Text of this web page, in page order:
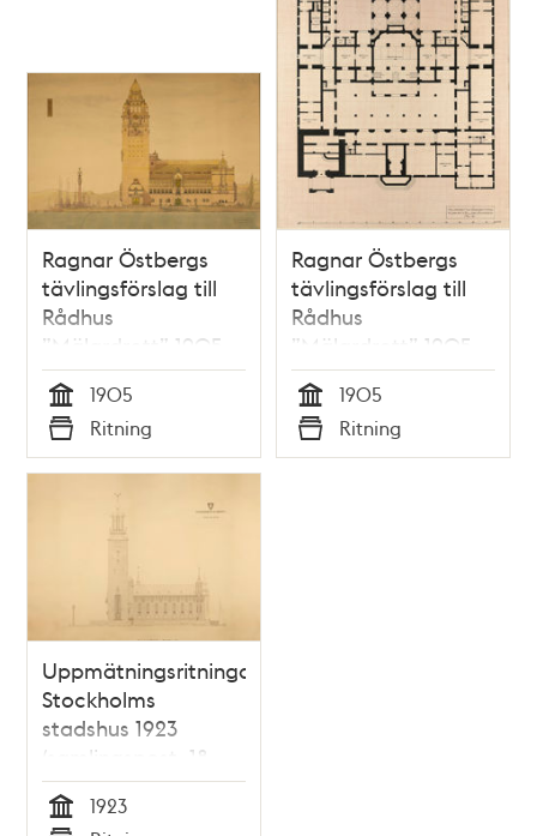
Ragnar Östbergs
tävlingsförslag till
Rådhus
”Mälardrott” 1905
(samlingspost 23
ritningar)
Tid
1905
Typ
Ritning
Ragnar Östbergs
tävlingsförslag till
Rådhus
”Mälardrott” 1905,
planritning
källarvåning
Tid
1905
Typ
Ritning
Uppmätningsritningar
Stockholms
stadshus 1923
(samlingspost, 18
ritningar)
1923